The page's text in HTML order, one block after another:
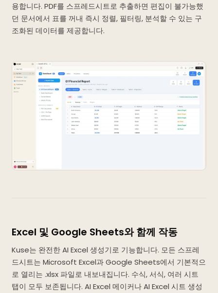
용합니다. PDF를 스프레드시트로 추출하면 편집이 불가능했
던 문서에서 표를 꺼내 즉시 정렬, 필터링, 분석할 수 있는 구
조화된 데이터를 제공합니다.
Excel 및 Google Sheets와 함께 작동
Kuse는 완전한 AI Excel 생성기로 기능합니다. 모든 스프레
드시트는 Microsoft Excel과 Google Sheets에서 기본적으
로 열리는 .xlsx 파일로 내보내집니다. 수식, 서식, 여러 시트
탭이 모두 보존됩니다. AI Excel 메이커나 AI Excel 시트 생성